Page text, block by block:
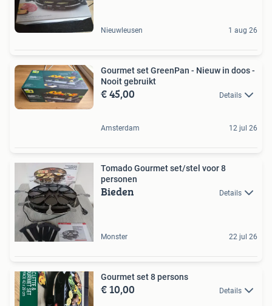
Nieuwleusen 1 aug 26
Gourmet set GreenPan - Nieuw in doos -
Nooit gebruikt
€ 45,00 Details
Amsterdam 12 jul 26
Tomado Gourmet set/stel voor 8
personen
Bieden Details
Monster 22 jul 26
Gourmet set 8 persons
€ 10,00 Details